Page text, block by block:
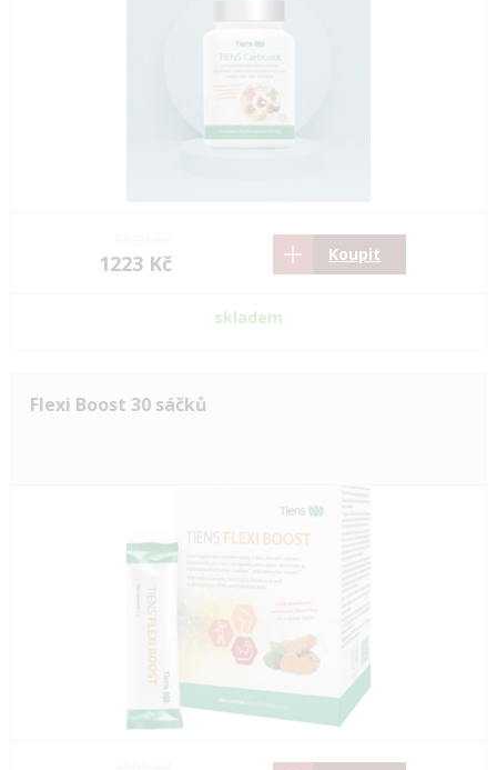
1223 Kč Koupit
skladem
Flexi Boost 30 sáčků